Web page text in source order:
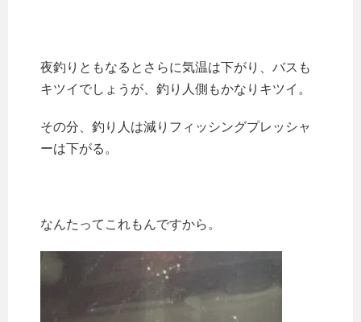
夜釣りともなるとさらに気温は下がり、バスも
キツイでしょうが、釣り人側もかなりキツイ。
その分、釣り人は減りフィッシングプレッシャ
ーは下がる。
なんたってこれもんですから。